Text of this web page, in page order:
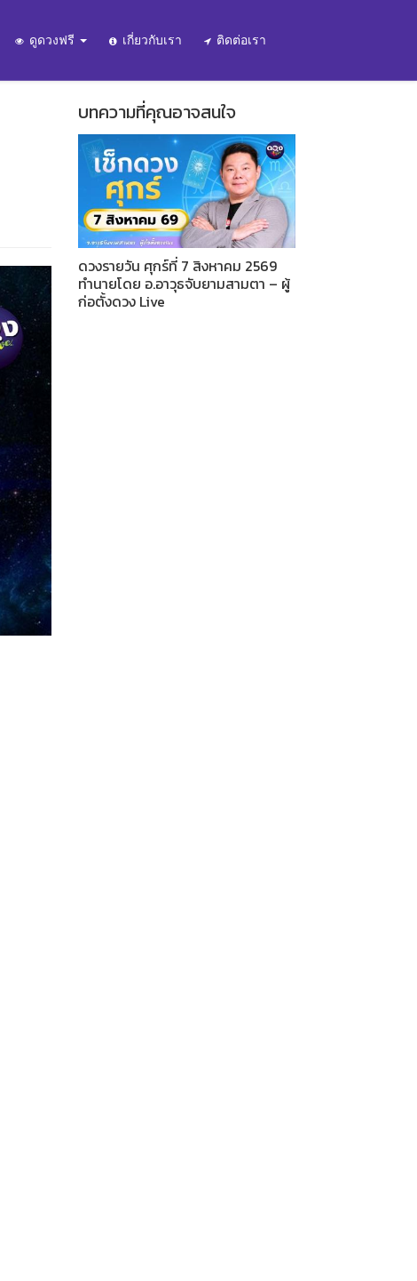
ดูดวงฟรี เกี่ยวกับเรา ติดต่อเรา
บทความที่คุณอาจสนใจ
ดวงรายวัน ศุกร์ที่ 7 สิงหาคม 2569
ทำนายโดย อ.อาวุธจับยามสามตา – ผู้
ก่อตั้งดวง Live